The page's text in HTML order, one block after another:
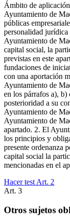
Ámbito de
Ayuntamiento de
públicas
personalidad jurídica
Ayuntamiento de
capital social, la
previstas en este
fundaciones de
con una aportación
Ayuntamiento de
en los párrafos a),
posterioridad a su
Ayuntamiento de
Ayuntamiento de
apartado. 2. El
los principios y
presente ordenanza
capital social la
mencionadas en el
Hacer test Art. 2
Art. 3
Otros sujetos